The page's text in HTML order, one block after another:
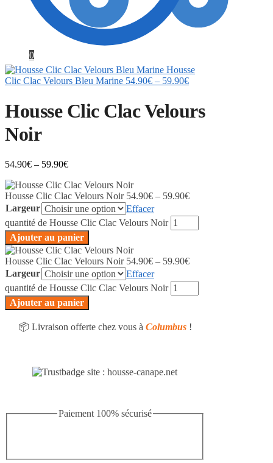
0
Housse
Clic Clac Velours Bleu Marine 54.90€ – 59.90€
Housse Clic Clac Velours
Noir
54.90€ – 59.90€
Housse Clic Clac Velours Noir 54.90€ – 59.90€
Largeur
Effacer
quantité de Housse Clic Clac Velours Noir
Ajouter au panier
Housse Clic Clac Velours Noir 54.90€ – 59.90€
Largeur
Effacer
quantité de Housse Clic Clac Velours Noir
Ajouter au panier
📦 Livraison offerte chez vous à Columbus !
Paiement 100% sécurisé